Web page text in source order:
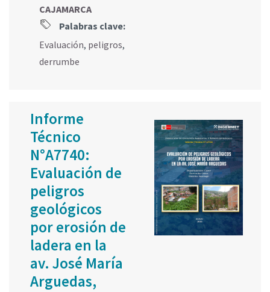
CAJAMARCA
Palabras clave:
Evaluación, peligros,
derrumbe
Informe
Técnico
N°A7740:
Evaluación de
peligros
geológicos
por erosión de
ladera en la
av. José María
Arguedas,